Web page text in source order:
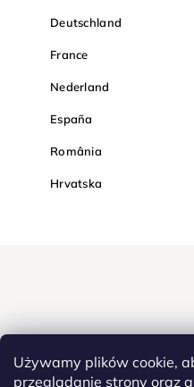
Używamy plików cookie,
przeglądanie strony oraz
Deutschland
France
Nederland
España
România
Hrvatska